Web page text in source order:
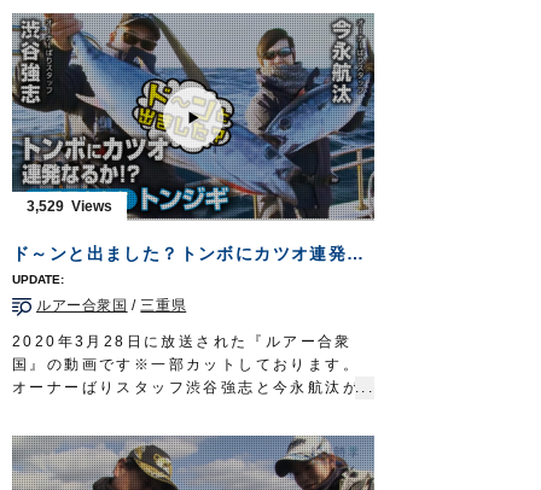
オーナーばりwebsite
http://www.owner.co.jp
海鳥群れるフィールドにルアーを放ち、フル
ーク＝ヒラメを追い求める。
挑むのはショアからのソルトルアーの使い
手、堀田光哉さん。
釣り初日。戸惑いながらも、徐々に現地に適
応。目指すフルークを追い詰めていく。
そして…ついに念願の一枚を手にする。
華やかなる香りに満ちたニューヨークのショ
アゲーム。
大都会のオアシス、ロングアイランドにスポ
タックル①
ロッド：サーフロッド MST 10ft8in
リール：4000番クラス XG スピニングリー
メインライン：PE 1号（8本ヨリ）
リーダー：フロロ 25lb
インチク系ルアー 25g
タックル②
ロッド：サーフロッド MH 10ft4in
3,529
ド～ンと出ました？トンボにカツオ連発なるか！？
ルアー合衆国 / 三重県
2020年3月28日に放送された『ルアー合衆
国』の動画です※一部カットしております。
オーナーばりスタッフ渋谷強志と今永航汰が
流行りのトンジギでトンボ（ビンチョウマグ
ロ/ビンナガ）とカツオを狙います。
苦戦した前回とはうって変わり、開始早々ト